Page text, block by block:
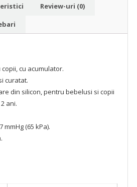
Review-uri (0)
cu acumulator.
curatat.
din silicon, pentru bebelusi si copii
ani.
(65 kPa).